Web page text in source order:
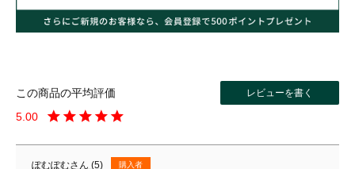
5.00
ぽむぽむ 5 購入者
レビューを書く